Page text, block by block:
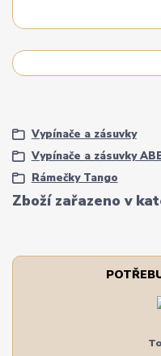
Zboží zařazeno v
Vypínače a zásuvky
Vypínače a zásuvky
Rámečky Tango